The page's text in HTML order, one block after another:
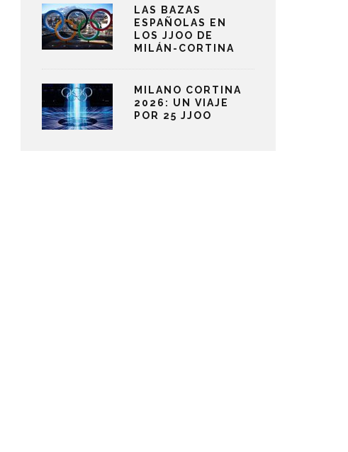
LAS BAZAS
ESPAÑOLAS EN
LOS JJOO DE
MILÁN-CORTINA
MILANO CORTINA
2026: UN VIAJE
POR 25 JJOO